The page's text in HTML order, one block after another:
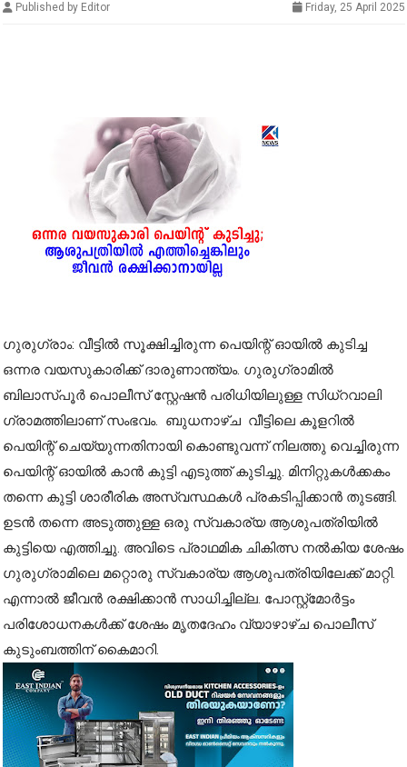
Published by Editor Friday, 25 April 2025
ഗുരുഗ്രാം: വീട്ടിൽ സൂക്ഷിച്ചിരുന്ന പെയിന്റ് ഓയിൽ കുടിച്ച
ഒന്നര വയസുകാരിക്ക് ദാരുണാന്ത്യം. ഗുരുഗ്രാമിൽ
ബിലാസ്പൂർ പൊലീസ് സ്റ്റേഷൻ പരിധിയിലുള്ള സിധ്റവാലി
ഗ്രാമത്തിലാണ് സംഭവം. ബുധനാഴ്ച വീട്ടിലെ കൂളറിൽ
പെയിന്റ് ചെയ്യുന്നതിനായി കൊണ്ടുവന്ന് നിലത്തു വെച്ചിരുന്ന
പെയിന്റ് ഓയിൽ കാൻ കുട്ടി എടുത്ത് കുടിച്ചു. മിനിറ്റുകൾക്കകം
തന്നെ കുട്ടി ശാരീരിക അസ്വസ്ഥകൾ പ്രകടിപ്പിക്കാൻ തുടങ്ങി.
ഉടൻ തന്നെ അടുത്തുള്ള ഒരു സ്വകാര്യ ആശുപത്രിയിൽ
കുട്ടിയെ എത്തിച്ചു. അവിടെ പ്രാഥമിക ചികിത്സ നൽകിയ ശേഷം
ഗുരുഗ്രാമിലെ മറ്റൊരു സ്വകാര്യ ആശുപത്രിയിലേക്ക് മാറ്റി.
എന്നാൽ ജീവൻ രക്ഷിക്കാൻ സാധിച്ചില്ല. പോസ്റ്റ്മോർട്ടം
പരിശോധനകൾക്ക് ശേഷം മൃതദേഹം വ്യാഴാഴ്ച പൊലീസ്
കുടുംബത്തിന് കൈമാറി.